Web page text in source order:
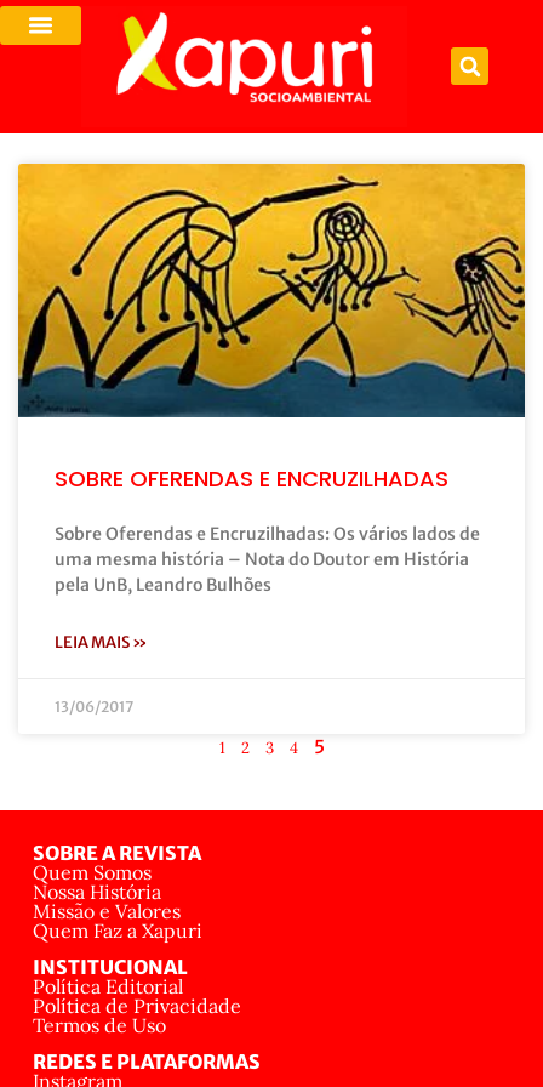
SOBRE OFERENDAS E ENCRUZILHADAS
Sobre Oferendas e Encruzilhadas: Os vários lados de
uma mesma história – Nota do Doutor em História
pela UnB, Leandro Bulhões
LEIA MAIS »
13/06/2017
1 2 3 4 5
SOBRE A REVISTA
Quem Somos
Nossa História
Missão e Valores
Quem Faz a Xapuri
INSTITUCIONAL
Política Editorial
Política de Privacidade
Termos de Uso
REDES E PLATAFORMAS
Instagram